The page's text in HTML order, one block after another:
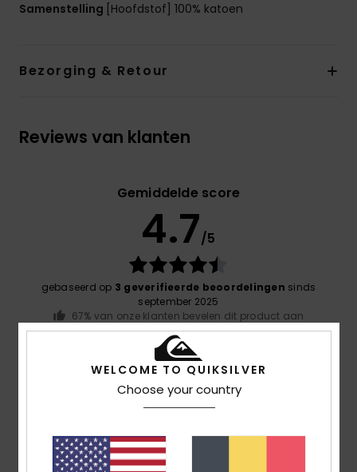
Samenstelling [Hoofdstof] 100% katoen
Bezorging & Retour
Reviews van klanten
Gemiddelde score
4.7/5
gebaseerd op 3 geverifieerde beoordelingen sinds
september 2025
67% van onze klanten bevelen dit product aan
Comfort
NaN
WELCOME TO QUIKSILVER
Choose your country